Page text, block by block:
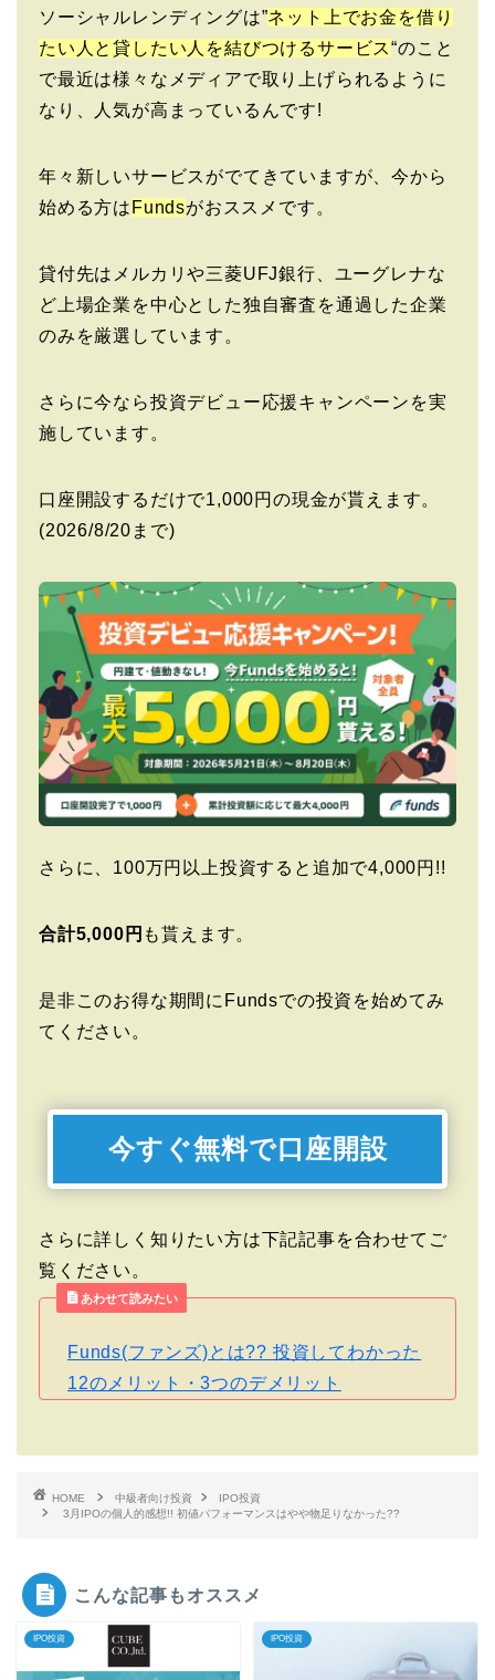
ソーシャルレンディングは”ネット上でお金を借り
たい人と貸したい人を結びつけるサービス“のこと
で最近は様々なメディアで取り上げられるように
なり、人気が高まっているんです!
年々新しいサービスがでてきていますが、今から
始める方は Fundsがおススメです。
貸付先はメルカリや三菱UFJ銀行、ユーグレナな
ど上場企業を中心とした独自審査を通過した企業
のみを厳選しています。
さらに今なら投資デビュー応援キャンペーンを実
施しています。
口座開設するだけで1,000円の現金が貰えます。
(2026/8/20まで)
さらに、100万円以上投資すると追加で4,000円!!
合計5,000円 も貰えます。
是非このお得な期間にFundsでの投資を始めてみ
てください。
今すぐ無料で口座開設
さらに詳しく知りたい方は下記記事を合わせてご
覧ください。
あわせて読みたい
Funds(ファンズ)とは?? 投資してわかった
12のメリット・3つのデメリット
HOME 中級者向け投資
IPO投資
3月IPOの個人的感想!! 初値パフォーマンスはやや物足りなかった??
こんな記事もオススメ
IPO投資 IPO投資